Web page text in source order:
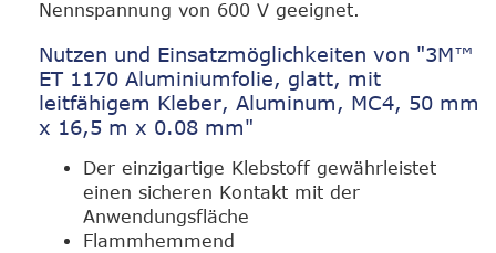
Nennspannung von 600 V geeignet.
Nutzen und Einsatzmöglichkeiten von "3M™
ET 1170 Aluminiumfolie, glatt, mit
leitfähigem Kleber, Aluminum, MC4, 50 mm
x 16,5 m x 0.08 mm"
Der einzigartige Klebstoff gewährleistet
einen sicheren Kontakt mit der
Anwendungsfläche
Flammhemmend